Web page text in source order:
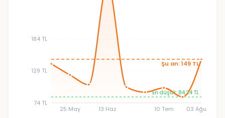
25 May 13 Haz 10 Tem 03 Ağu
74 TL
129 TL
184 TL
Şu an: 149 TL
En düşük: 84,24 TL